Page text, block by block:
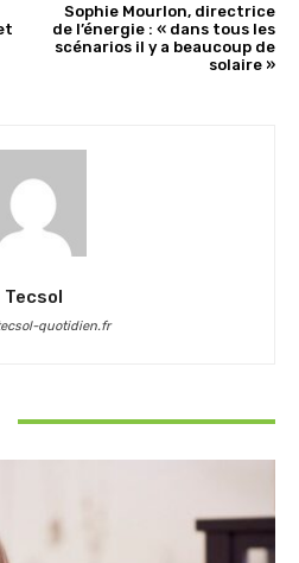
Sophie Mourlon, directrice
de l’énergie : « dans tous les
scénarios il y a beaucoup de
solaire »
Tecsol
quotidien.fr